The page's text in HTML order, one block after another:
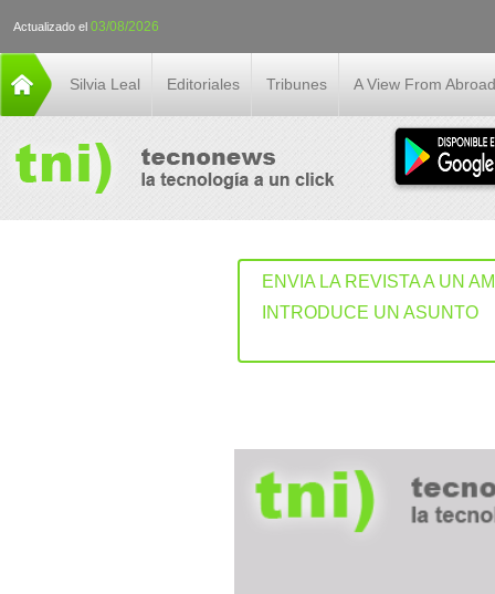
Actualizado el 03/08/2026
Silvia Leal Editoriales Tribunes A View From Abroad
ENVIA LA REVISTA A UN
INTRODUCE UN ASUNTO